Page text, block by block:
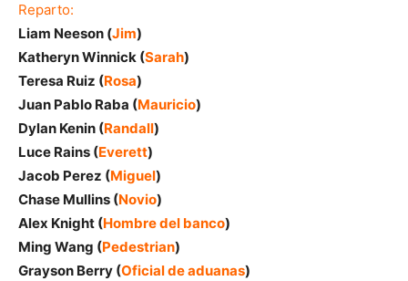
Reparto:
Liam Neeson (Jim)
Katheryn Winnick (Sarah)
Teresa Ruiz (Rosa)
Juan Pablo Raba (Mauricio)
Dylan Kenin (Randall)
Luce Rains (Everett)
Jacob Perez (Miguel)
Chase Mullins (Novio)
Alex Knight (Hombre del banco)
Ming Wang (Pedestrian)
Grayson Berry (Oficial de aduanas)